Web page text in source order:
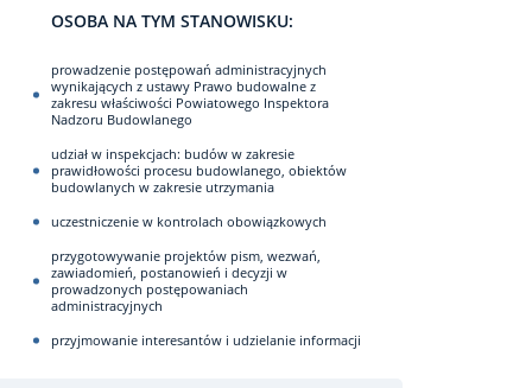
OSOBA NA TYM STANOWISKU:
prowadzenie postępowań administracyjnych
wynikających z ustawy Prawo budowalne z
zakresu właściwości Powiatowego Inspektora
Nadzoru Budowlanego
udział w inspekcjach: budów w zakresie
prawidłowości procesu budowlanego, obiektów
budowlanych w zakresie utrzymania
uczestniczenie w kontrolach obowiązkowych
przygotowywanie projektów pism, wezwań,
zawiadomień, postanowień i decyzji w
prowadzonych postępowaniach
administracyjnych
przyjmowanie interesantów i udzielanie informacji